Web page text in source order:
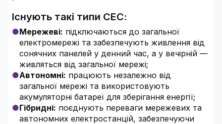
Існують такі типи СЕС:
Мережеві: підключаються до загальної
електромережі та забезпечують живлення від
сонячних панелей у денний час, а у вечірній —
живляться від загальної мережі;
Автономні: працюють незалежно від
загальної мережі та використовують
акумуляторні батареї для зберігання енергії;
Гібридні: поєднують переваги мережевих та
автономних електростанцій, забезпечуючи